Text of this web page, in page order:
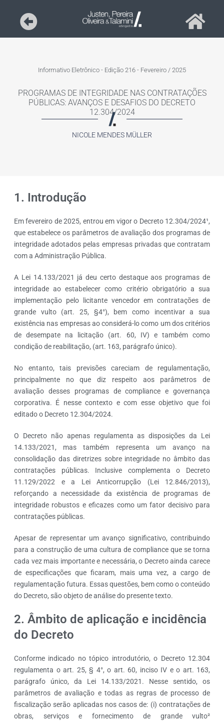
Informativo Eletrônico - Edição 216 - Fevereiro / 2025
PROGRAMAS DE INTEGRIDADE NAS CONTRATAÇÕES
PÚBLICAS: AVANÇOS E DESAFIOS DO DECRETO
12.304/2024
NICOLE MENDES MÜLLER
1. Introdução
Em fevereiro de 2025, entrou em vigor o Decreto 12.304/2024¹,
que estabelece os parâmetros de avaliação dos programas de
integridade adotados pelas empresas privadas que contratam
com a Administração Pública.
A Lei 14.133/2021 já deu certo destaque aos programas de
integridade ao estabelecer como critério obrigatório a sua
implementação pelo licitante vencedor em contratações de
grande vulto (art. 25, §4°), bem como incentivar a sua
existência nas empresas ao considerá-lo como um dos critérios
de desempate na licitação (art. 60, IV) e também como
condição de reabilitação, (art. 163, parágrafo único).
No entanto, tais previsões careciam de regulamentação,
principalmente no que diz respeito aos parâmetros de
avaliação desses programas de compliance e governança
corporativa. É nesse contexto e com esse objetivo que foi
editado o Decreto 12.304/2024.
O Decreto não apenas regulamenta as disposições da Lei
14.133/2021, mas também representa um avanço na
consolidação das diretrizes sobre integridade no âmbito das
contratações públicas. Inclusive complementa o Decreto
11.129/2022 e a Lei Anticorrupção (Lei 12.846/2013),
reforçando a necessidade da existência de programas de
integridade robustos e eficazes como um fator decisivo para
contratações públicas.
Apesar de representar um avanço significativo, contribuindo
para a construção de uma cultura de compliance que se torna
cada vez mais importante e necessária, o Decreto ainda carece
de especificações que ficaram, mais uma vez, a cargo de
regulamentação futura. Essas questões, bem como o conteúdo
do Decreto, são objeto de análise do presente texto.
2. Âmbito de aplicação e incidência
do Decreto
Conforme indicado no tópico introdutório, o Decreto 12.304
regulamenta o art. 25, § 4°, o art. 60, inciso IV e o art. 163,
parágrafo único, da Lei 14.133/2021. Nesse sentido, os
parâmetros de avaliação e todas as regras de processo de
fiscalização serão aplicadas nos casos de: (i) contratações de
obras, serviços e fornecimento de grande vulto²